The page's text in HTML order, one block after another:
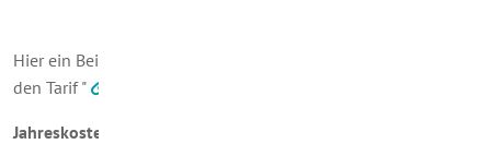
Hier ein Beispiel für eine Wärmelieferung von 10.000 kWh für
den Tarif "
Jahreskosten ohne Wärmepreisbremse: